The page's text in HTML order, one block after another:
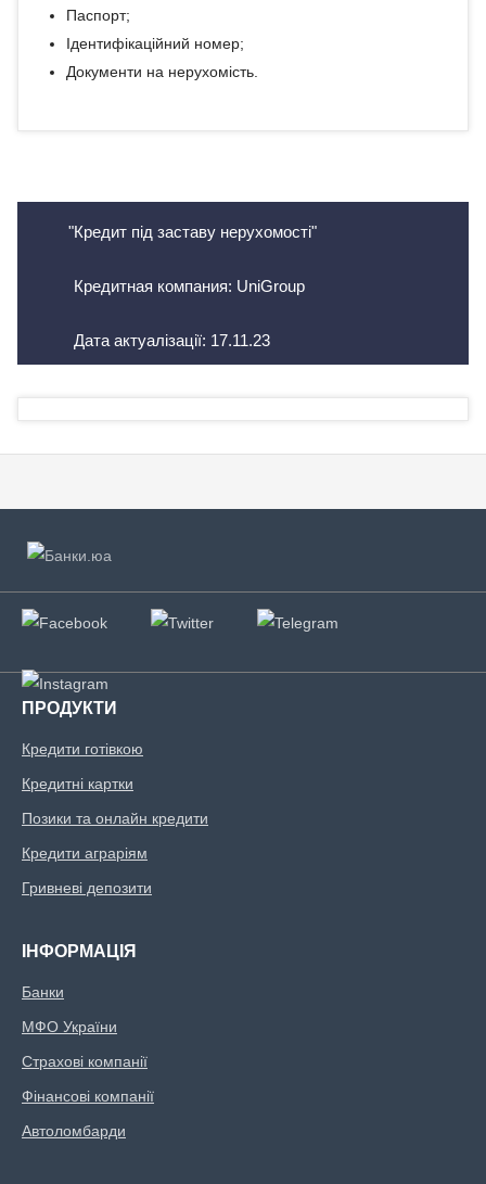
Паспорт;
Ідентифікаційний номер;
Документи на нерухомість.
"Кредит під заставу нерухомості"
Кредитная компания: UniGroup
Дата актуалізації: 17.11.23
ПРОДУКТИ
Кредити готівкою
Кредитні картки
Позики та онлайн кредити
Кредити аграріям
Гривневі депозити
ІНФОРМАЦІЯ
Банки
МФО України
Страхові компанії
Фінансові компанії
Автоломбарди